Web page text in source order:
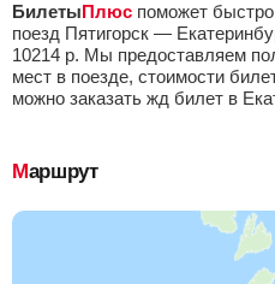
БилетыПлюс поможет
поезд Пятигорск —
10214 р. Мы предоставляем
мест в поезде, стоимости
можно заказать жд билет в
Маршрут